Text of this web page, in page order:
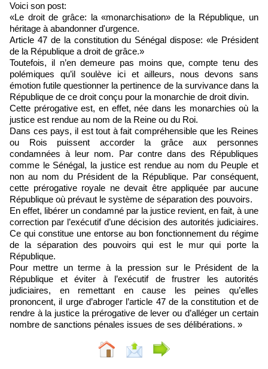
Voici son post:
«Le droit de grâce: la «monarchisation» de la République, un
héritage à abandonner d'urgence.
Article 47 de la constitution du Sénégal dispose: «le Président
de la République a droit de grâce.»
Toutefois, il n’en demeure pas moins que, compte tenu des
polémiques qu’il soulève ici et ailleurs, nous devons sans
émotion futile questionner la pertinence de la survivance dans la
République de ce droit conçu pour la monarchie de droit divin.
Cette prérogative est, en effet, née dans les monarchies où la
justice est rendue au nom de la Reine ou du Roi.
Dans ces pays, il est tout à fait compréhensible que les Reines
ou Rois puissent accorder la grâce aux personnes
condamnées à leur nom. Par contre dans des Républiques
comme le Sénégal, la justice est rendue au nom du Peuple et
non au nom du Président de la République. Par conséquent,
cette prérogative royale ne devait être appliquée par aucune
République où prévaut le système de séparation des pouvoirs.
En effet, libérer un condamné par la justice revient, en fait, à une
correction par l’exécutif d’une décision des autorités judiciaires.
Ce qui constitue une entorse au bon fonctionnement du régime
de la séparation des pouvoirs qui est le mur qui porte la
République.
Pour mettre un terme à la pression sur le Président de la
République et éviter à l’exécutif de frustrer les autorités
judiciaires, en remettant en cause les peines qu’elles
prononcent, il urge d’abroger l’article 47 de la constitution et de
rendre à la justice la prérogative de lever ou d’alléger un certain
nombre de sanctions pénales issues de ses délibérations. »